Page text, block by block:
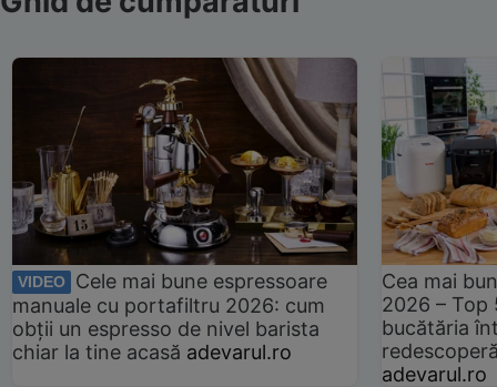
VIDEO
Cele mai bune espressoare
manuale cu portafiltru 2026: cum
obții un espresso de nivel barista
chiar la tine acasă adevarul.ro
Cea mai
2026 –
bucătăria
adevarul.ro